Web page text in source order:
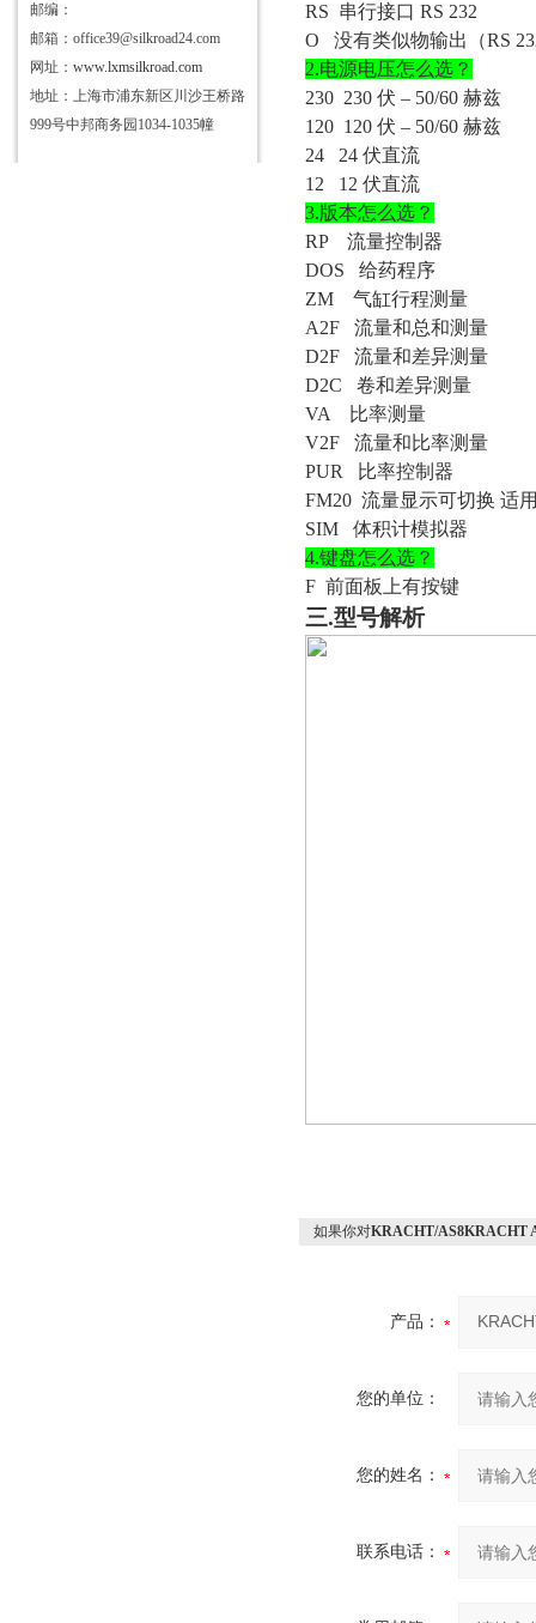
邮编：
邮箱：office39@silkroad24.com
网址： www.lxmsilkroad.com
地址：上海市浦东新区川沙王桥路
999号中邦商务园1034-1035幢
RS 串行接口 RS 232
O
没有类似物输出（RS
2.电源电压怎么选？
230 230 伏 – 50/60 赫兹
120 120 伏 – 50/60 赫兹
24 24 伏直流
12 12 伏直流
3.版本怎么选？
RP 流量控制器
DOS 给药程序
ZM 气缸行程测量
A2F 流量和总和测量
D2F 流量和差异测量
D2C 卷和差异测量
VA 比率测量
V2F 流量和比率测量
PUR 比率控制器
FM20 流量显示可切换 适
SIM 体积计模拟器
4.键盘怎么选？
F 前面板上有按键
三.型号解析
如果你对KRACHT/AS8KRACHT
产品：
您的单位：
您的姓名：
联系电话：